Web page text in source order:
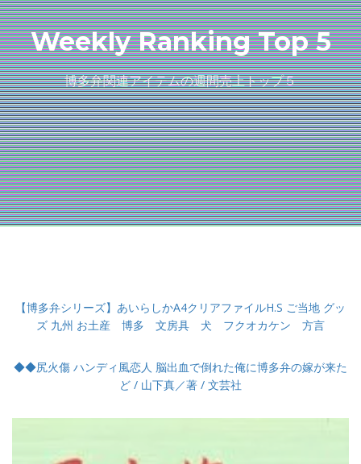
Weekly Ranking Top 5
博多弁関連アイテムの週間売上トップ５
【博多弁シリーズ】あいらしかA4クリアファイルH.S ご当地 グッ
ズ 九州 お土産 博多 文房具 犬 フクオカケン 方言
◆◆尻火傷 ハンディ風恋人 脳出血で倒れた俺に博多弁の嫁が来た
ど / 山下真／著 / 文芸社